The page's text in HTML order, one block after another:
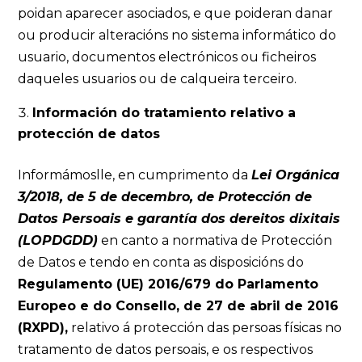
poidan aparecer asociados, e que poideran danar
ou producir alteracións no sistema informático do
usuario, documentos electrónicos ou ficheiros
daqueles usuarios ou de calqueira terceiro.
Información do tratamiento relativo a
protección de datos
Informámoslle, en cumprimento daLei Orgánica
3/2018, de 5 de decembro, de Protección de
Datos Persoais e garantía dos dereitos dixitais
(LOPDGDD) en canto a normativa de Protección
de Datos e tendo en conta as disposicións do
Regulamento (UE) 2016/679 do Parlamento
Europeo e do Consello, de 27 de abril de 2016
(RXPD), relativo á protección das persoas físicas no
tratamento de datos persoais, e os respectivos